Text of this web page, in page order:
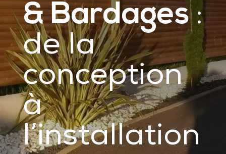
& Bardages:
de la
conception
à
l’installation